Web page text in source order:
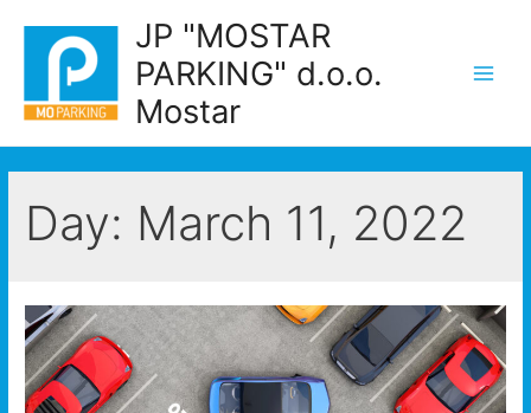
JP "MOSTAR
PARKING" d.o.o.
Mostar
Day: March 11, 2022